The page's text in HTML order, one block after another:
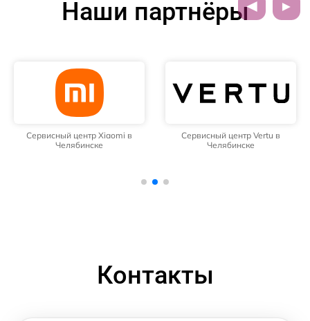
Наши партнёры
Сервисный центр Xiaomi в
Челябинске
Сервисный центр Vertu в
Челябинске
Контакты